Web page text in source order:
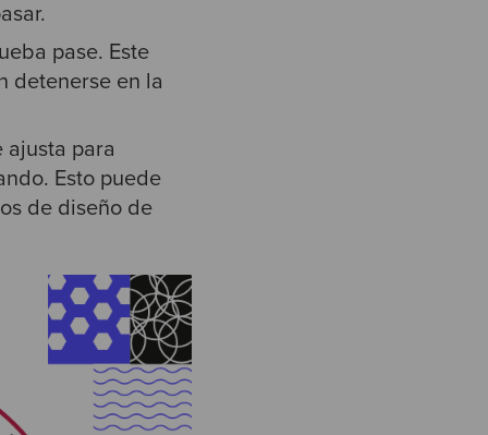
pase. Este
detenerse en la
ajusta para
Esto puede
de diseño de